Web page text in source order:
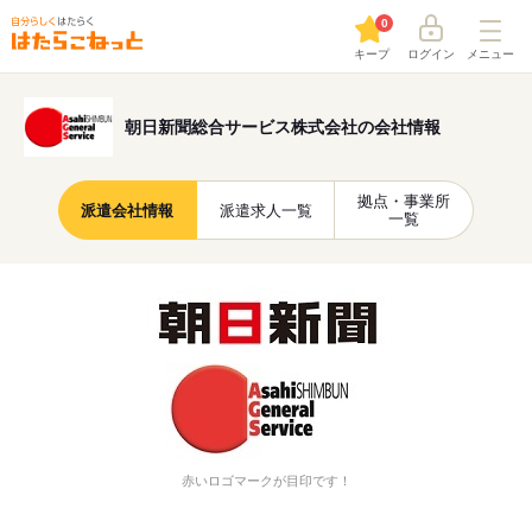
キープ
0
ログイン メニュー
朝日新聞総合サービス株式会社の会社情報
派遣会社情報 派遣求人一覧
拠点・事業所
一覧
赤いロゴマークが目印です！